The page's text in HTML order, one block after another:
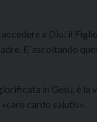
a Dio: il
E’ ascoltando
in Gesù, è la
cardo salutis».